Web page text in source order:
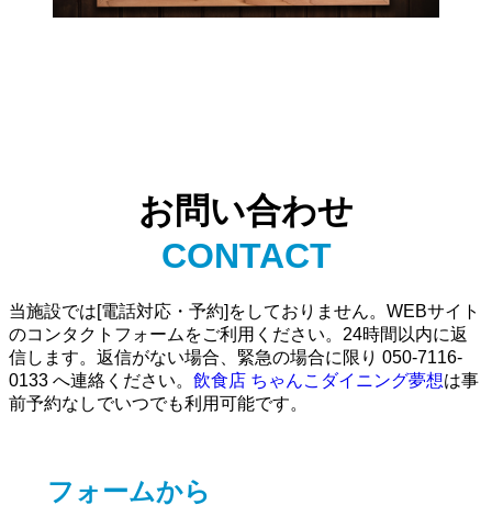
お問い合わせ
CONTACT
当施設では[電話対応・予約]をしておりません。WEBサイト
のコンタクトフォームをご利用ください。24時間以内に返
信します。返信がない場合、緊急の場合に限り 050-7116-
0133 へ連絡ください。 飲食店 ちゃんこダイニング夢想は事
前予約なしでいつでも利用可能です。
フォームから